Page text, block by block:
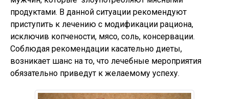
продуктами. В данной ситуации рекомендуют
приступить к лечению с модификации рациона,
исключив копчености, мясо, соль, консервации.
Соблюдая рекомендации касательно диеты,
возникает шанс на то, что лечебные мероприятия
обязательно приведут к желаемому успеху.